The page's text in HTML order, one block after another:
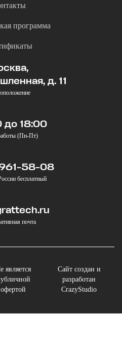
программа
д. 11
до 18:00
(Пн-Пт)
58-08
бесплатный
почта
является
офертой
Сайт создан и
разработан
CrazyStudio